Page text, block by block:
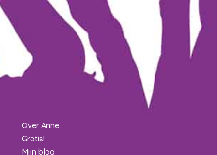
Over Anne
Gratis!
Mijn blog